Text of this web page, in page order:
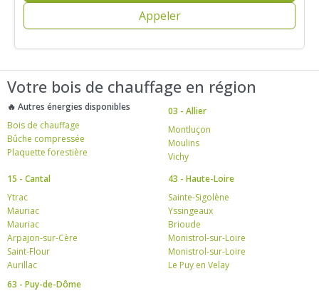
Appeler
Votre bois de chauffage en région
🔥 Autres énergies disponibles
Bois de chauffage
Bûche compressée
Plaquette forestière
03 - Allier
Montluçon
Moulins
Vichy
15 - Cantal
Ytrac
Mauriac
Mauriac
Arpajon-sur-Cère
Saint-Flour
Aurillac
43 - Haute-Loire
Sainte-Sigolène
Yssingeaux
Brioude
Monistrol-sur-Loire
Monistrol-sur-Loire
Le Puy en Velay
63 - Puy-de-Dôme